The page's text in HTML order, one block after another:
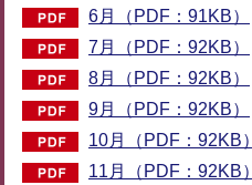
6月（PDF：91KB）
7月（PDF：92KB）
8月（PDF：92KB）
9月（PDF：92KB）
10月（PDF：92KB）
11月（PDF：92KB）